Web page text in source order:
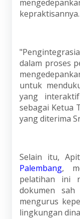
kepraktisannya.
dalam proses
untuk
yang
sebagai Ketua
yang diterima
Selain itu,
Palembang,
pelatihan ini
dokumen
mengurus
lingkungan